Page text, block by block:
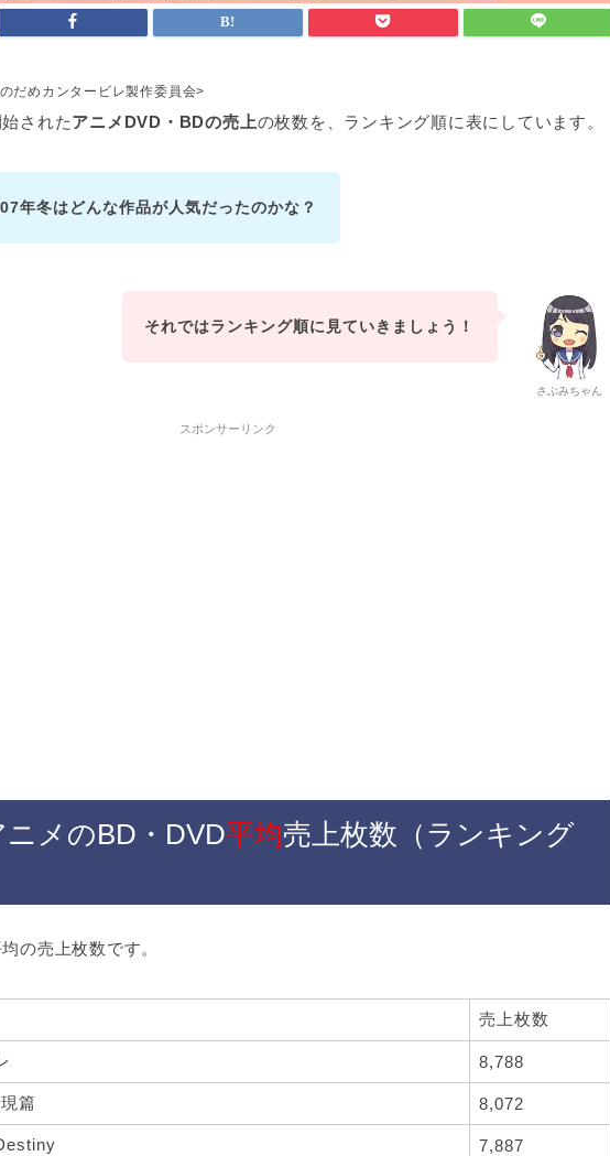
だめカンタービレ製作委員会>
されたアニメDVD・BDの売上の枚数を、ランキング順に表にしています。
年冬はどんな作品が人気だったのかな？
さぶみちゃん
それではランキング順に見ていきましょう！
スポンサーリンク
ニメのBD・DVD平均売上枚数（ランキング
の売上枚数です。
売上枚数
8,788
篇 8,072
7,887